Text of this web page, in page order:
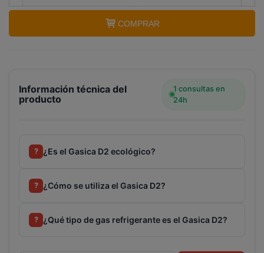
COMPRAR
Información técnica del
producto
1 consultas en
24h
? ¿Es el Gasica D2 ecológico?
? ¿Cómo se utiliza el Gasica D2?
? ¿Qué tipo de gas refrigerante es el Gasica D2?